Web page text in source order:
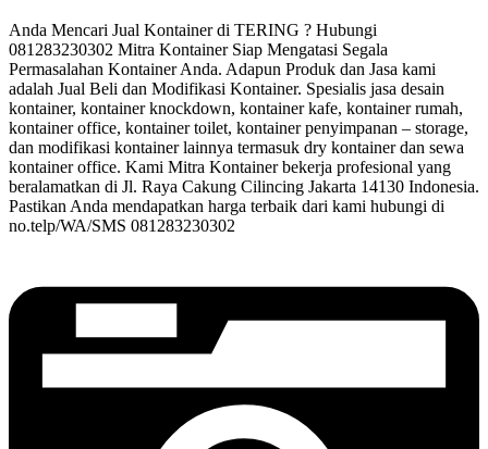
Anda Mencari Jual Kontainer di TERING ? Hubungi
081283230302 Mitra Kontainer Siap Mengatasi Segala
Permasalahan Kontainer Anda. Adapun Produk dan Jasa kami
adalah Jual Beli dan Modifikasi Kontainer. Spesialis jasa desain
kontainer, kontainer knockdown, kontainer kafe, kontainer rumah,
kontainer office, kontainer toilet, kontainer penyimpanan – storage,
dan modifikasi kontainer lainnya termasuk dry kontainer dan sewa
kontainer office. Kami Mitra Kontainer bekerja profesional yang
beralamatkan di Jl. Raya Cakung Cilincing Jakarta 14130 Indonesia.
Pastikan Anda mendapatkan harga terbaik dari kami hubungi di
no.telp/WA/SMS 081283230302